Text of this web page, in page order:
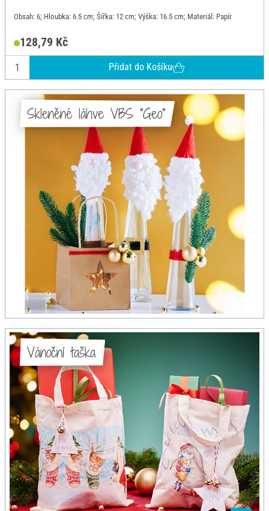
Obsah: 6; Hloubka: 6.5 cm; Šířka: 12 cm; Výška: 16.5 cm; Materiál: Papír
128,79 Kč
Přidat do Košíku
Skleněné láhve VBS "Geo"
Vánoční taška